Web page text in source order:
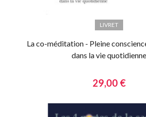
LIVRET
La co-méditation - Pleine
dans la vie quotidienne
29,00 €